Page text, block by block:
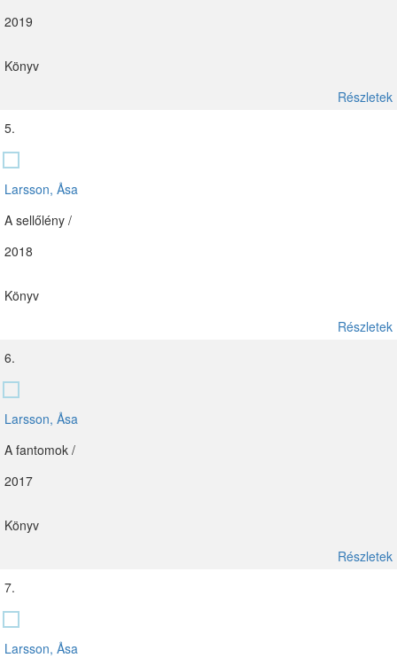
2019
Könyv
Részletek
5.
Larsson, Åsa
A sellőlény /
2018
Könyv
Részletek
6.
Larsson, Åsa
A fantomok /
2017
Könyv
Részletek
7.
Larsson, Åsa